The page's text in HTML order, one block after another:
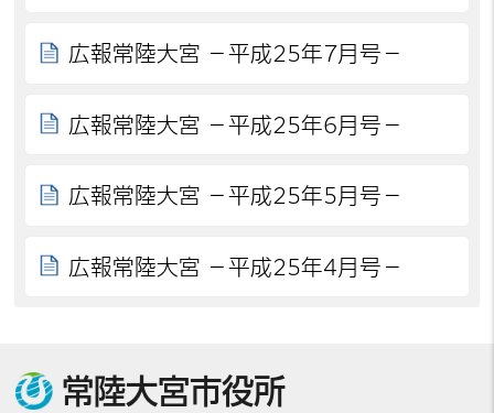
広報常陸大宮 －平成25年7月号－
広報常陸大宮 －平成25年6月号－
広報常陸大宮 －平成25年5月号－
広報常陸大宮 －平成25年4月号－
常陸大宮市役所